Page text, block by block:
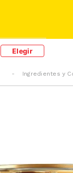
Elegir
Ingredientes y